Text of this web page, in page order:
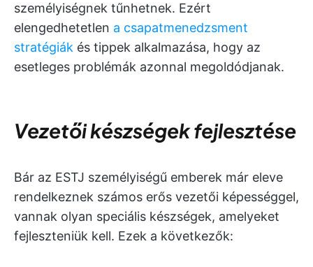
személyiségnek tűnhetnek. Ezért
elengedhetetlen a csapatmenedzsment
stratégiák és tippek alkalmazása, hogy az
esetleges problémák azonnal megoldódjanak.
Vezetői készségek fejlesztése
Bár az ESTJ személyiségű emberek már eleve
rendelkeznek számos erős vezetői képességgel,
vannak olyan speciális készségek, amelyeket
fejleszteniük kell. Ezek a következők: